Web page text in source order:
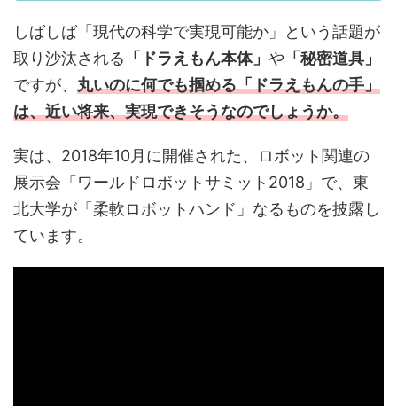
しばしば「現代の科学で実現可能か」という話題が
取り沙汰される 「ドラえもん本体」 や 「秘密道具」
ですが、 丸いのに何でも掴める「ドラえもんの手」
は、近い将来、実現できそうなのでしょうか。
実は、2018年10月に開催された、ロボット関連の
展示会「ワールドロボットサミット2018」で、東
北大学が「柔軟ロボットハンド」なるものを披露し
ています。